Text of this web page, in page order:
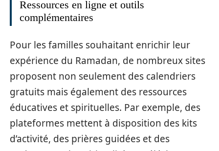
Ressources en ligne et outils
complémentaires
Pour les familles souhaitant enrichir leur
expérience du Ramadan, de nombreux sites
proposent non seulement des calendriers
gratuits mais également des ressources
éducatives et spirituelles. Par exemple, des
plateformes mettent à disposition des kits
d’activité, des prières guidées et des